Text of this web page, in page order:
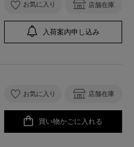
お気に入り 店舗在庫
入荷案内申し込み
お気に入り 店舗在庫
買い物かごに入れる